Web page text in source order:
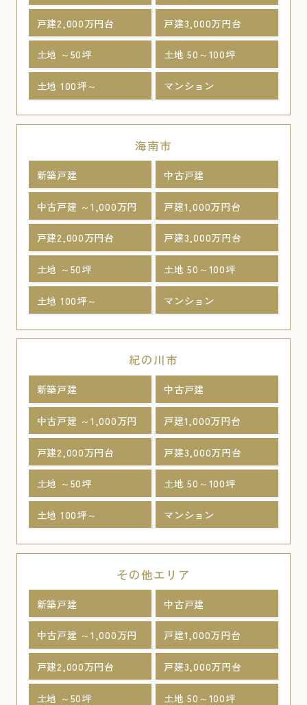
戸建2,000万円台 戸建3,000万円台
土地 ～50坪 土地 50～100坪
土地 100坪～ マンション
海南市
新築戸建 中古戸建
中古戸建 ～1,000万円 戸建1,000万円台
戸建2,000万円台 戸建3,000万円台
土地 ～50坪 土地 50～100坪
土地 100坪～ マンション
紀の川市
新築戸建 中古戸建
中古戸建 ～1,000万円 戸建1,000万円台
戸建2,000万円台 戸建3,000万円台
土地 ～50坪 土地 50～100坪
土地 100坪～ マンション
その他エリア
新築戸建 中古戸建
中古戸建 ～1,000万円 戸建1,000万円台
戸建2,000万円台 戸建3,000万円台
土地 ～50坪 土地 50～100坪